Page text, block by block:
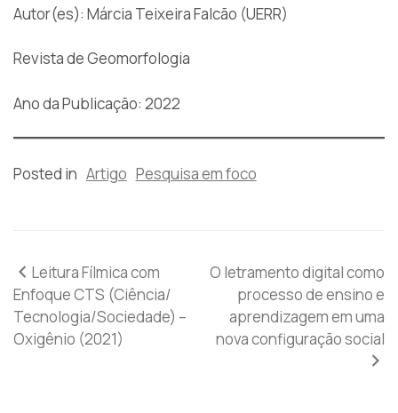
Autor(es): Márcia Teixeira Falcão (UERR)
Revista de Geomorfologia
Ano da Publicação: 2022
Posted in Artigo Pesquisa em foco
Navegação
de
Post
Leitura Fílmica com
Enfoque CTS (Ciência/
Tecnologia/Sociedade) –
Oxigênio (2021)
O letramento digital como
processo de ensino e
aprendizagem em uma
nova configuração social